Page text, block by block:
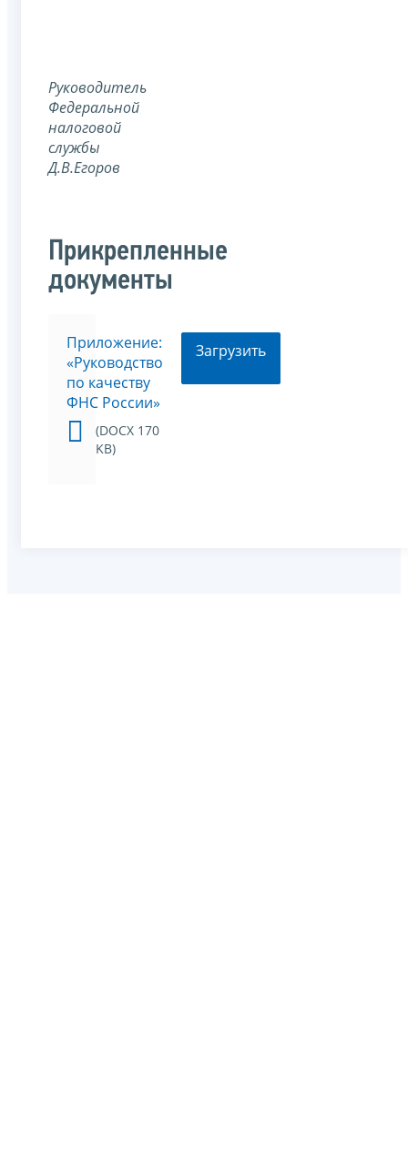
Руководитель
Федеральной
налоговой
службы
Д.В.Егоров
Прикрепленные
документы
Приложение:
«Руководство
по качеству
ФНС России»
(DOCX 170
KB)
Загрузить